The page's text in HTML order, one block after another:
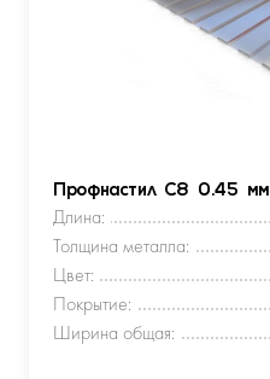
Профнастил С8 0.45 мм
Длина:
Толщина металла:
Цвет:
Покрытие:
Ширина общая: